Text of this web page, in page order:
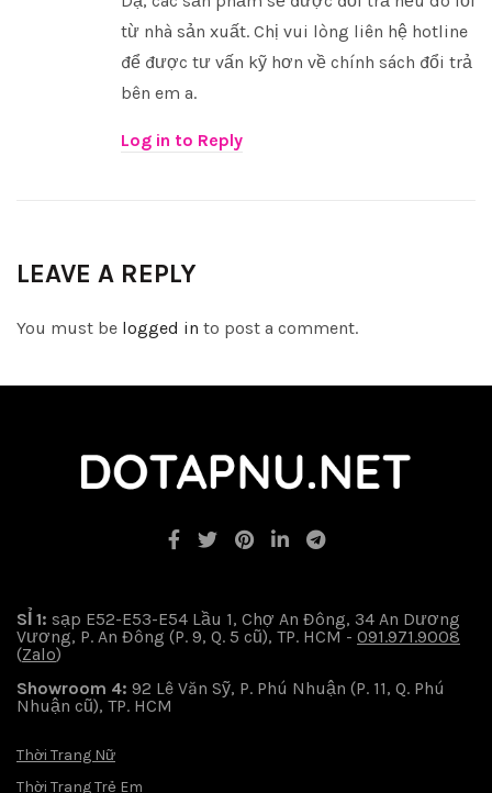
từ nhà sản xuất. Chị vui lòng liên hệ hotline
để được tư vấn kỹ hơn về chính sách đổi trả
bên em a.
Log in to Reply
LEAVE A REPLY
You must be logged in to post a comment.
SỈ 1: sạp E52-E53-E54 Lầu 1, Chợ An Đông, 34 An Dương
Vương, P. An Đông (P. 9, Q. 5 cũ), TP. HCM - 091.971.9008
(Zalo)
Showroom 4: 92 Lê Văn Sỹ, P. Phú Nhuận (P. 11, Q. Phú
Nhuận cũ), TP. HCM
Thời Trang Nữ
Thời Trang Trẻ Em